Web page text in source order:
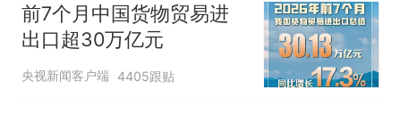
前7个月中国货物贸易进
出口超30万亿元
央视新闻客户端 4405跟贴